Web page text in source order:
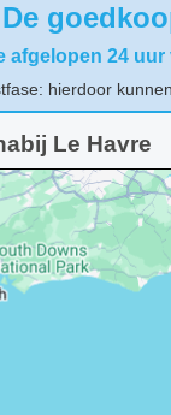
De
afgelopen 24
hierdoor
Le Havre